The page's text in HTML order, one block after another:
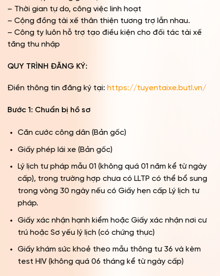
– Thời gian tự do, công việc linh hoạt
– Cộng đồng tài xế thân thiện tương trợ lẫn nhau.
– Công ty luôn hỗ trợ tạo điều kiện cho đối tác tài xế
tăng thu nhập
QUY TRÌNH ĐĂNG KÝ:
Điền thông tin đăng ký tại: https://tuyentaixe.butl.vn/
Bước 1: Chuẩn bị hồ sơ
Căn cước công dân (Bản gốc)
Giấy phép lái xe (Bản gốc)
Lý lịch tư pháp mẫu 01 (không quá 01 năm kể từ ngày
cấp), trong trường hợp chưa có LLTP có thể bổ sung
trong vòng 30 ngày nếu có Giấy hẹn cấp Lý lịch tư
pháp.
Giấy xác nhận hạnh kiểm hoặc Giấy xác nhận nơi cư
trú hoặc Sơ yếu lý lịch (có chứng thực)
Giấy khám sức khoẻ theo mẫu thông tư 36 và kèm
test HIV (không quá 06 tháng kể từ ngày cấp)